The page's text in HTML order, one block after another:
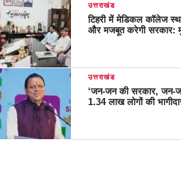
उत्तराखंड
टिहरी में मेडिकल कॉलेज
और मजबूत करेगी सरकार:
उत्तराखंड
‘जन-जन की सरकार, जन-
1.34 लाख लोगों की